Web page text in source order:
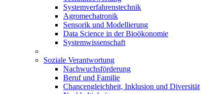
Systemverfahrenstechnik
Agromechatronik
Sensorik und Modellierung
Data Science in der Bioökonomie
Systemwissenschaft
Soziale Verantwortung
Nachwuchsförderung
Beruf und Familie
Chancengleichheit, Inklusion und Diversität